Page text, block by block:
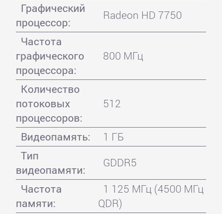
Графический
процессор:
Radeon HD 7750
Частота
графического
процессора:
800 МГц
Количество
потоковых
процессоров:
512
Видеопамять:
1 ГБ
Тип
видеопамяти:
GDDR5
Частота
памяти:
1 125 МГц (4500 МГц
QDR)